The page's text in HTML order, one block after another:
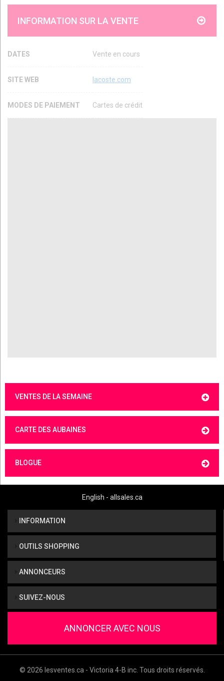
INFORMATION SUR LA VENTE
DATES Vente en cours
SITE WEB lacoste.com
MODES DE PAIEMENT Cartes de crédit
VENTES DE LA SEMAINE
CARTE DES AUBAINES
BLOGUE
English - allsales.ca
INFORMATION
OUTILS SHOPPING
ANNONCEURS
SUIVEZ-NOUS
ANNONCER AVEC NOUS
© 2026 lesventes.ca - Victoria 4-B inc. Tous droits réservés.